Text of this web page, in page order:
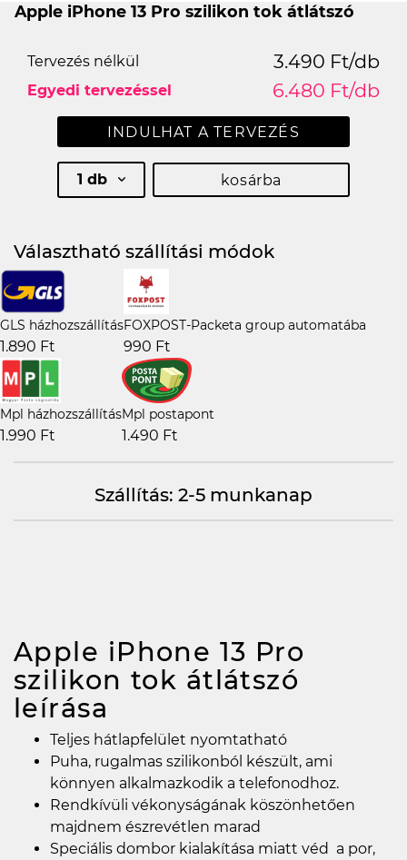
Apple iPhone 13 Pro szilikon tok átlátszó
Tervezés nélkül 3.490 Ft/db
Egyedi tervezéssel 6.480 Ft/db
INDULHAT A TERVEZÉS
1 db kosárba
Választható szállítási módok
GLS házhozszállítás
1.890 Ft
FOXPOST-Packeta group automatába
990 Ft
Mpl házhozszállítás
1.990 Ft
Mpl postapont
1.490 Ft
Szállítás: 2-5 munkanap
Apple iPhone 13 Pro
szilikon tok átlátszó
leírása
Teljes hátlapfelület nyomtatható
Puha, rugalmas szilikonból készült, ami
könnyen alkalmazkodik a telefonodhoz.
Rendkívüli vékonyságának köszönhetően
majdnem észrevétlen marad
Speciális dombor kialakítása miatt véd a por,